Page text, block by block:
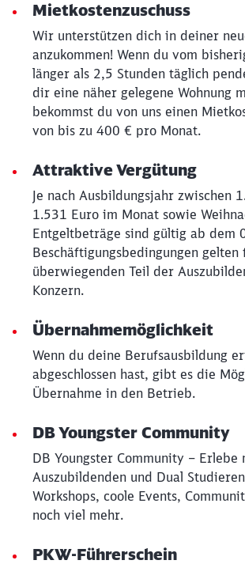
Mietkostenzuschuss
Wir unterstützen dich in deiner
anzukommen! Wenn du vom
länger als 2,5 Stunden täglich
dir eine näher gelegene Wohnung
bekommst du von uns einen
von bis zu 400 € pro Monat.
Attraktive Vergütung
Je nach Ausbildungsjahr zwischen
1.531 Euro im Monat sowie
Entgeltbeträge sind gültig ab dem
Beschäftigungsbedingungen
überwiegenden Teil der
Konzern.
Übernahmemöglichkeit
Wenn du deine Berufsausbildung
abgeschlossen hast, gibt es die
Übernahme in den Betrieb.
DB Youngster Community
DB Youngster Community – Erlebe
Auszubildenden und Dual
Workshops, coole Events,
noch viel mehr.
PKW-Führerschein
Möchten Sie zu
werden?